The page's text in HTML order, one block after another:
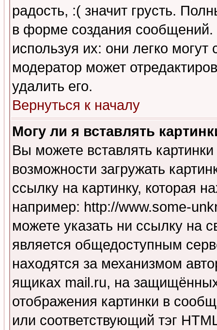
радость, :( значит грусть.
в форме создания сообщений.
используя их: они легко
модератор может
удалить его.
Вернуться к началу
Могу ли я вставлять
Вы можете вставлять
возможности загружать
ссылку на картинку, которая
например: http://www.some-
можете указать ни ссылку на
является общедоступным
находятся за механизмом
ящиках mail.ru, на
отображения картинки в
или соответствующий тэг